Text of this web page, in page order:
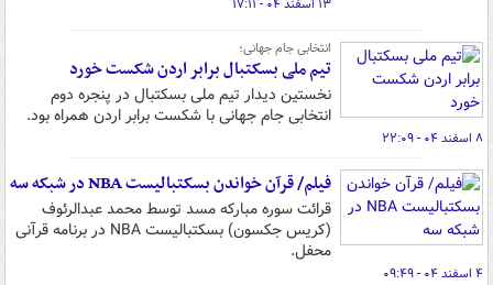
۱۳ اسفند ۰۴ - ۱۷:۱۱
انتخابی جام جهانی؛
تیم ملی بسکتبال برابر اردن شکست خورد
نخستین دیدار تیم ملی بسکتبال در پنجره دوم
انتخابی جام جهانی با شکست برابر اردن همراه بود.
۸ اسفند ۰۴ - ۲۲:۰۹
فیلم/ قرآن خواندن بسکتبالیست NBA در شبکه سه
قرائت سوره مبارکه مسد توسط محمد عبدالرئوف
(کریس جکسون) بسکتبالیست NBA در برنامه قرآنی
محفل.
۴ اسفند ۰۴ - ۰۹:۴۹